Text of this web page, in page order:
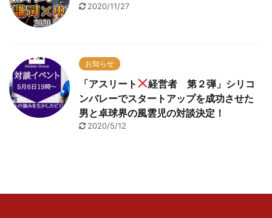
2020/11/27
お知らせ
「アスリート
経営者 第２弾」シリコ
ンバレーでスタートアップを成功させた
男と卓球界の風雲児の対談決定！
2020/5/12